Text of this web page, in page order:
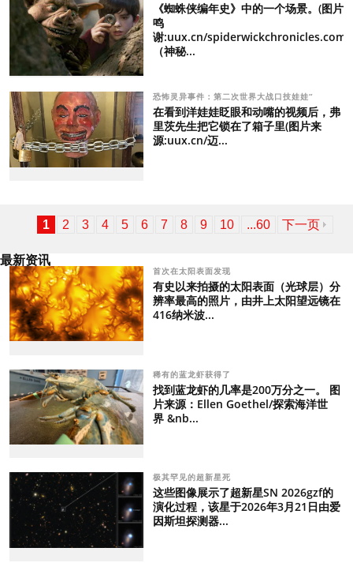
《蜘蛛侠编年史》中的一个场景。(图片
鸣
谢:uux.cn/spiderwickchronicles.com)
（神秘...
恐怖灵异事件：第二次世界大战口技娃娃“
在看到洋娃娃眨眼和动嘴的视频后，弗
里茨先生把它锁在了箱子里(图片来
源:uux.cn/迈...
1 2 3 4 5 6 7 8 9 10 ...60 下一页
最新资讯
首次在太阳表面发现
有史以来拍摄的太阳表面（光球层）分
辨率最高的照片，由井上太阳望远镜在
416纳米波...
稀有的蓝龙虾获得了
找到蓝龙虾的几率是200万分之一。 图
片来源：Ellen Goethel/探索海洋世
界 &nb...
极其罕见的超新星死
这些图像展示了超新星SN 2026gzf的
演化过程，该星于2026年3月21日由爱
因斯坦探测器...